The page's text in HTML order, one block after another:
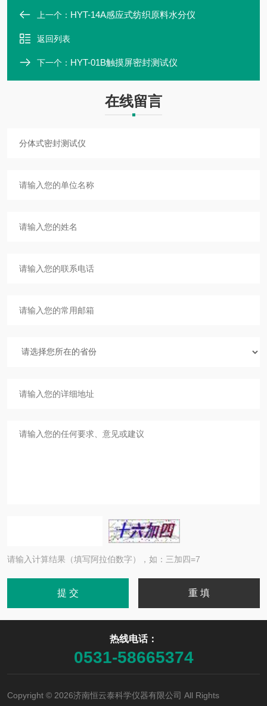
上一个： HYT-14A感应式纺织原料水分仪
返回列表
下一个： HYT-01B触摸屏密封测试仪
在线留言
请输入计算结果（填写阿拉伯数字），如：三加四=7
热线电话：
0531-58665374
Copyright © 2026济南恒云泰科学仪器有限公司 All Rights